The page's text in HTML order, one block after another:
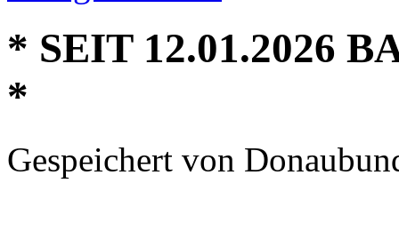
* SEIT 12.01.2026
*
Gespeichert von